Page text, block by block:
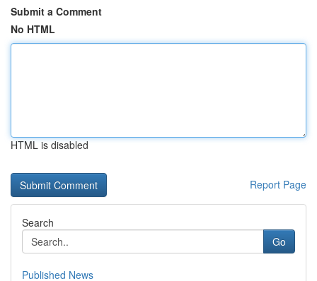
Submit a Comment
No HTML
HTML is disabled
Report Page
Search
Go
Published News